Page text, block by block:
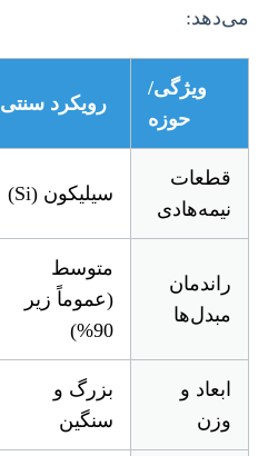
می‌دهد:
ویژگی/
حوزه
رویکرد سنتی
قطعات
نیمه‌هادی
سیلیکون (Si)
راندمان
مبدل‌ها
متوسط
(عموماً زیر
90%)
ابعاد و
وزن
بزرگ و
سنگین